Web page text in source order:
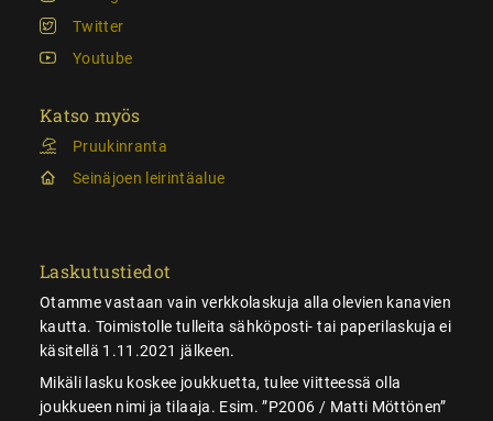
Twitter
Youtube
Katso myös
Pruukinranta
Seinäjoen leirintäalue
Laskutustiedot
Otamme vastaan vain verkkolaskuja alla olevien kanavien
kautta. Toimistolle tulleita sähköposti- tai paperilaskuja ei
käsitellä 1.11.2021 jälkeen.
Mikäli lasku koskee joukkuetta, tulee viitteessä olla
joukkueen nimi ja tilaaja. Esim. ”P2006 / Matti Möttönen”